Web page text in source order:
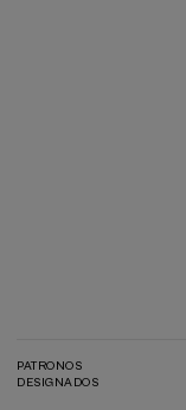
PATRONOS
DESIGNADOS